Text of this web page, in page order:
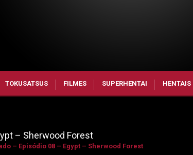
TOKUSATSUS FILMES SUPERHENTAI HENTAIS
– Sherwood Forest
– Episódio 08 – Egypt – Sherwood Forest